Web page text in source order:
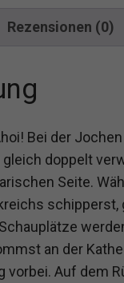
Rezensionen (0)
Bei der
doppelt
Seite.
an der
vorbei. Auf dem